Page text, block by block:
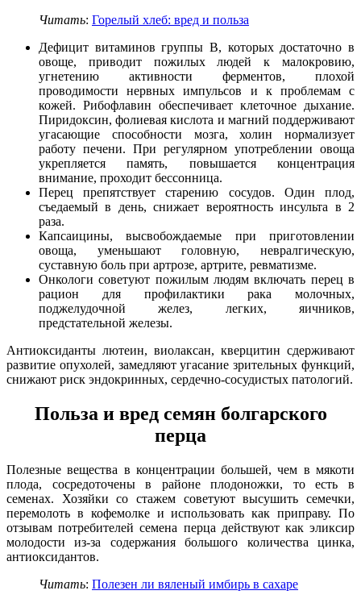
Читать: Горелый хлеб: вред и польза
Дефицит витаминов группы B, которых достаточно в
овоще, приводит пожилых людей к малокровию,
угнетению активности ферментов, плохой
проводимости нервных импульсов и к проблемам с
кожей. Рибофлавин обеспечивает клеточное дыхание.
Пиридоксин, фолиевая кислота и магний поддерживают
угасающие способности мозга, холин нормализует
работу печени. При регулярном употреблении овоща
укрепляется память, повышается концентрация
внимание, проходит бессонница.
Перец препятствует старению сосудов. Один плод,
съедаемый в день, снижает вероятность инсульта в 2
раза.
Капсаицины, высвобождаемые при приготовлении
овоща, уменьшают головную, невралгическую,
суставную боль при артрозе, артрите, ревматизме.
Онкологи советуют пожилым людям включать перец в
рацион для профилактики рака молочных,
поджелудочной желез, легких, яичников,
предстательной железы.
Антиоксиданты лютеин, виолаксан, кверцитин сдерживают
развитие опухолей, замедляют угасание зрительных функций,
снижают риск эндокринных, сердечно-сосудистых патологий.
Польза и вред семян болгарского
перца
Полезные вещества в концентрации большей, чем в мякоти
плода, сосредоточены в районе плодоножки, то есть в
семенах. Хозяйки со стажем советуют высушить семечки,
перемолоть в кофемолке и использовать как приправу. По
отзывам потребителей семена перца действуют как эликсир
молодости из-за содержания большого количества цинка,
антиоксидантов.
Читать: Полезен ли вяленый имбирь в сахаре